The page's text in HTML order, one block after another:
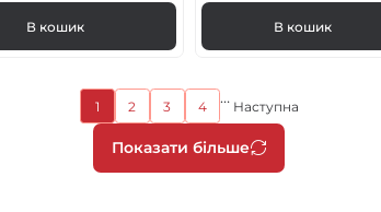
В кошик В кошик
Розбивка
на
сторінки
Показати більше
Поточна
сторінка
1
Page
2
Page
3
Page
4 …
Наступна
сторінка
Наступна